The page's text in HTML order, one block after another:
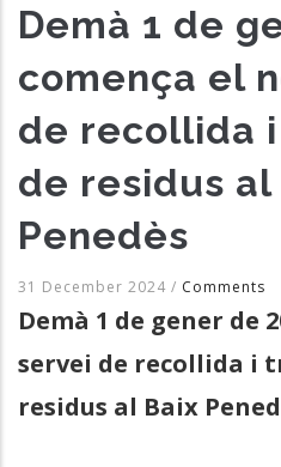
Demà 1 de
comença el
de recollida
de residus al
Penedès
31 December 2024 / Comments
Demà 1 de gener de
servei de recollida i
residus al Baix